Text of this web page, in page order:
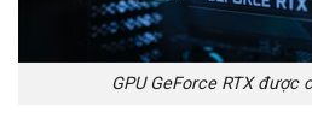
GPU GeForce RTX được